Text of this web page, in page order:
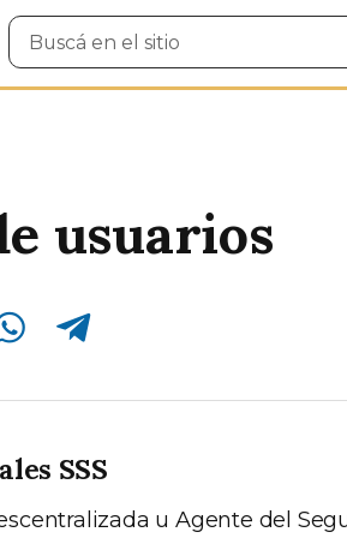
Buscar
en
usuarios
Whatsapp Compartir en Telegram
SSS
u Agente del